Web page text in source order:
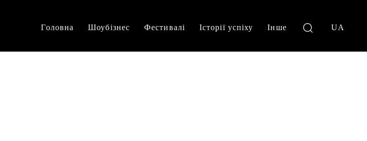
Головна Шоубізнес Фестивалі Історії успіху Інше UA